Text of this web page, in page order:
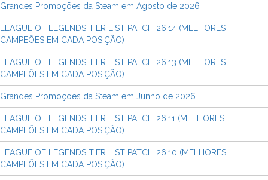
Grandes Promoções da Steam em Agosto de 2026
LEAGUE OF LEGENDS TIER LIST PATCH 26.14 (MELHORES
CAMPEÕES EM CADA POSIÇÃO)
LEAGUE OF LEGENDS TIER LIST PATCH 26.13 (MELHORES
CAMPEÕES EM CADA POSIÇÃO)
Grandes Promoções da Steam em Junho de 2026
LEAGUE OF LEGENDS TIER LIST PATCH 26.11 (MELHORES
CAMPEÕES EM CADA POSIÇÃO)
LEAGUE OF LEGENDS TIER LIST PATCH 26.10 (MELHORES
CAMPEÕES EM CADA POSIÇÃO)